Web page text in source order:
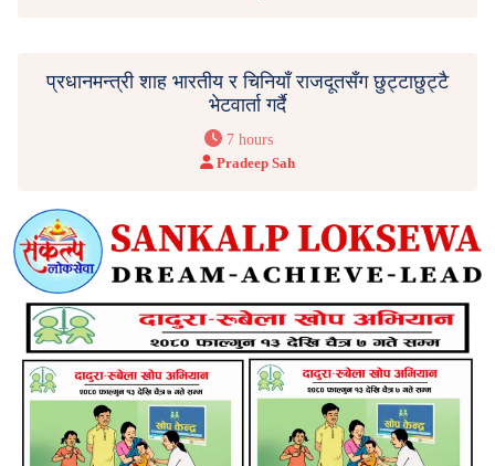
प्रधानमन्त्री शाह भारतीय र चिनियाँ राजदूतसँग छुट्टाछुट्टै
भेटवार्ता गर्दै
7 hours
Pradeep Sah